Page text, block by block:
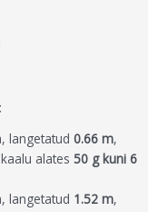
langetatud0.66 m,
alates50 g kuni 6
langetatud 1.52 m,